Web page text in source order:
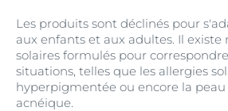
Les produits sont déclinés pour
aux enfants et aux adultes. Il existe
solaires formulés pour
situations, telles que les allergies
hyperpigmentée ou encore la
acnéique.